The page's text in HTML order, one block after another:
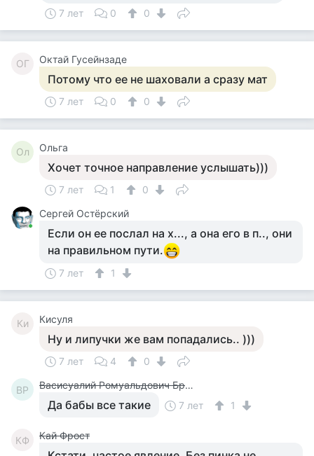
7 лет 0 0
ОГ Октай Гусейнзаде
Потому что ее не шаховали а сразу мат
7 лет 0 0
Ол Ольга
Хочет точное направление услышать)))
7 лет 1
0
Сергей Остёрский
Если он ее послал на х..., а она его в п.., они
на правильном пути.
7 лет 1
Ки Кисуля
Ну и липучки же вам попадались.. )))
7 лет 4 0
ВР Васисуалий Ромуальдович Бржданский
Да бабы все такие 7 лет 1
КФ Кай Фрост